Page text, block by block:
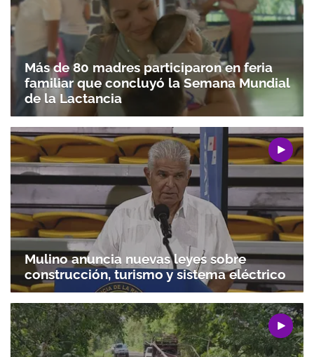
Más de 80 madres participaron en feria
familiar que concluyó la Semana Mundial
de la Lactancia
Mulino anuncia nuevas leyes sobre
construcción, turismo y sistema eléctrico